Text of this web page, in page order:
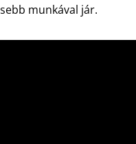
munkával jár.